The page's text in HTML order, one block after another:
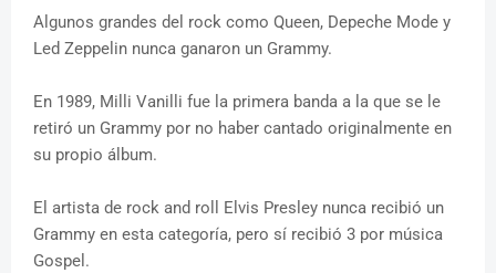
Algunos grandes del rock como Queen, Depeche Mode y
Led Zeppelin nunca ganaron un Grammy.
En 1989, Milli Vanilli fue la primera banda a la que se le
retiró un Grammy por no haber cantado originalmente en
su propio álbum.
El artista de rock and roll Elvis Presley nunca recibió un
Grammy en esta categoría, pero sí recibió 3 por música
Gospel.